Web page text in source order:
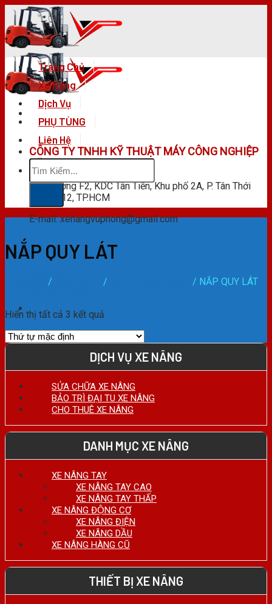
Skip
content
CÔNG TY TNHH KỸ THUẬT MÁY CÔNG NGHIỆP
VŨ PHONG
F28 Đường F2, KDC Tân Tiến, Khu phố 2A, P. Tân Thới
Hiệp, Q.12, TP.HCM
E-mail: xenangvuphong@gmail.com
HOTLINE:
0911.27.74.75
Trang Chủ
Xe Nâng
Dịch Vụ
PHỤ TÙNG
Liên Hệ
Tìm
kiếm:
NẮP QUY LÁT
/ / / NẮP QUY LÁT
Hiển thị tất cả 3 kết quả
DỊCH VỤ XE NÂNG
SỬA CHỮA XE NÂNG
BẢO TRÌ ĐẠI TU XE NÂNG
CHO THUÊ XE NÂNG
DANH MỤC XE NÂNG
XE NÂNG TAY
XE NÂNG TAY CAO
XE NÂNG TAY THẤP
XE NÂNG ĐỘNG CƠ
XE NÂNG ĐIỆN
XE NÂNG DẦU
XE NÂNG HÀNG CŨ
THIẾT BỊ XE NÂNG